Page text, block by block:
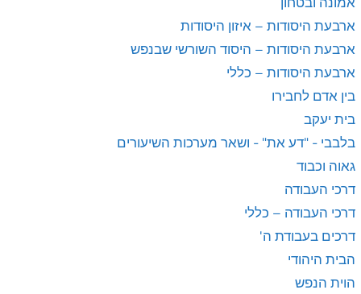
ארבעת היסודות – איזון היסודות
ארבעת היסודות – היסוד השורשי שבנפש
ארבעת היסודות – כללי
בין אדם לחבירו
בית יעקב
בלבבי - "דע את" - ושאר מערכות השיעורים
גאוה וכבוד
דרכי העבודה
דרכי העבודה – כללי
דרכים בעבודת ה'
הבית היהודי
הוית הנפש